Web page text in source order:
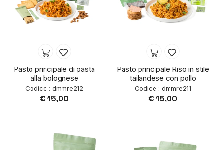
Pasto principale di pasta
alla bolognese
Codice : dmmre212
€ 15,00
Pasto principale Riso in stile
tailandese con pollo
Codice : dmmre211
€ 15,00